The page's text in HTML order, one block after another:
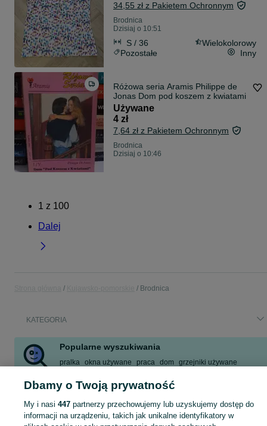
34,55 zł z Pakietem Ochronnym
Brodnica
Dzisiaj o 10:51
S / 36
Wielokolorowy
Pozostałe
Inny
Różowa seria Aramis Philippe de
Jonas Dom pod koszem z kwiatami
Używane
4 zł
7,64 zł z Pakietem Ochronnym
Brodnica
Dzisiaj o 10:46
1 z 100
Dalej
Brodnica
KATEGORIA
Popularne wyszukiwania
pralka okna używane praca dom grzejniki używane
Dbamy o Twoją prywatność
My i nasi 447partnerzy przechowujemy lub uzyskujemy dostęp do
informacji na urządzeniu, takich jak unikalne identyfikatory w